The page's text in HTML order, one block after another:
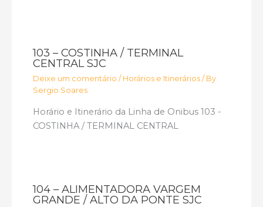
103 – COSTINHA / TERMINAL
CENTRAL SJC
Deixe um comentário / Horários e Itinerários / By
Sergio Soares
Horário e Itinerário da Linha de Onibus 103 -
COSTINHA / TERMINAL CENTRAL
104 – ALIMENTADORA VARGEM
GRANDE / ALTO DA PONTE SJC